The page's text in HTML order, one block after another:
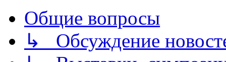
Общие вопросы
↳ Обсуждение